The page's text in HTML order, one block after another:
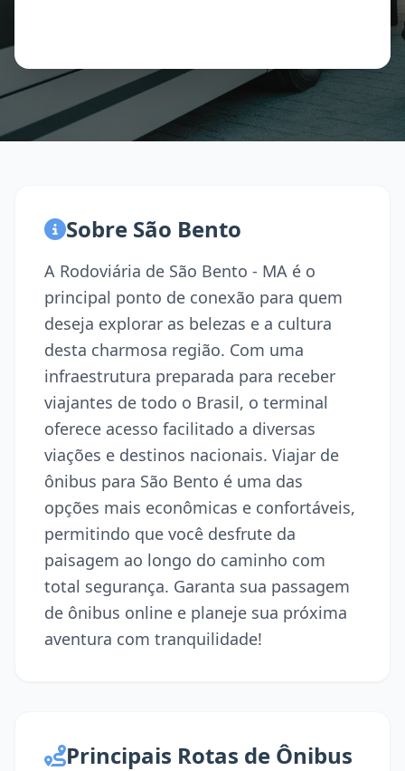
Sobre São Bento
A Rodoviária de São Bento - MA é o
principal ponto de conexão para quem
deseja explorar as belezas e a cultura
desta charmosa região. Com uma
infraestrutura preparada para receber
viajantes de todo o Brasil, o terminal
oferece acesso facilitado a diversas
viações e destinos nacionais. Viajar de
ônibus para São Bento é uma das
opções mais econômicas e confortáveis,
permitindo que você desfrute da
paisagem ao longo do caminho com
total segurança. Garanta sua passagem
de ônibus online e planeje sua próxima
aventura com tranquilidade!
Principais Rotas de Ônibus